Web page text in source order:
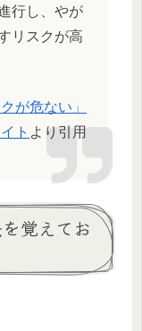
行し、やが
リスクが高
が危ない」
ト より引用
覚えてお